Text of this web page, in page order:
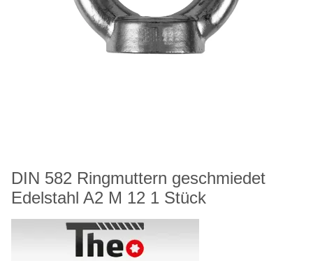
DIN 582 Ringmuttern geschmiedet
Edelstahl A2 M 12 1 Stück